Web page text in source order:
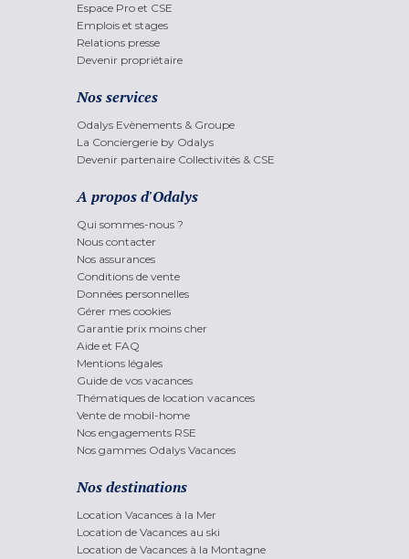
Espace Pro et CSE
Emplois et stages
Relations presse
Devenir propriétaire
Nos services
Odalys Evènements & Groupe
La Conciergerie by Odalys
Devenir partenaire Collectivités & CSE
A propos d'Odalys
Qui sommes-nous ?
Nous contacter
Nos assurances
Conditions de vente
Données personnelles
Gérer mes cookies
Garantie prix moins cher
Aide et FAQ
Mentions légales
Guide de vos vacances
Thématiques de location vacances
Vente de mobil-home
Nos engagements RSE
Nos gammes Odalys Vacances
Nos destinations
Location Vacances à la Mer
Location de Vacances au ski
Location de Vacances à la Montagne